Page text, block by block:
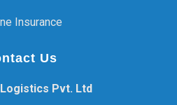
Insurance
Us
Pvt. Ltd